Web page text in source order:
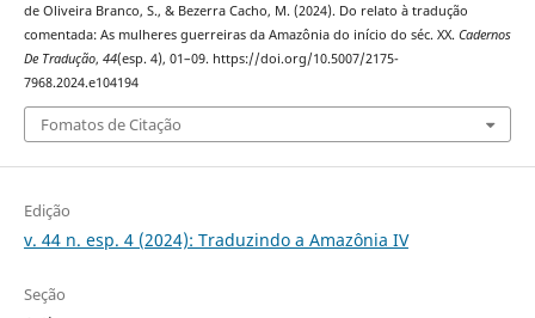
de Oliveira Branco, S., & Bezerra Cacho, M. (2024). Do relato à tradução
comentada: As mulheres guerreiras da Amazônia do início do séc. XX. Cadernos
De Tradução, 44(esp. 4), 01–09. https://doi.org/10.5007/2175-
7968.2024.e104194
Fomatos de Citação
Edição
v. 44 n. esp. 4 (2024): Traduzindo a Amazônia IV
Seção